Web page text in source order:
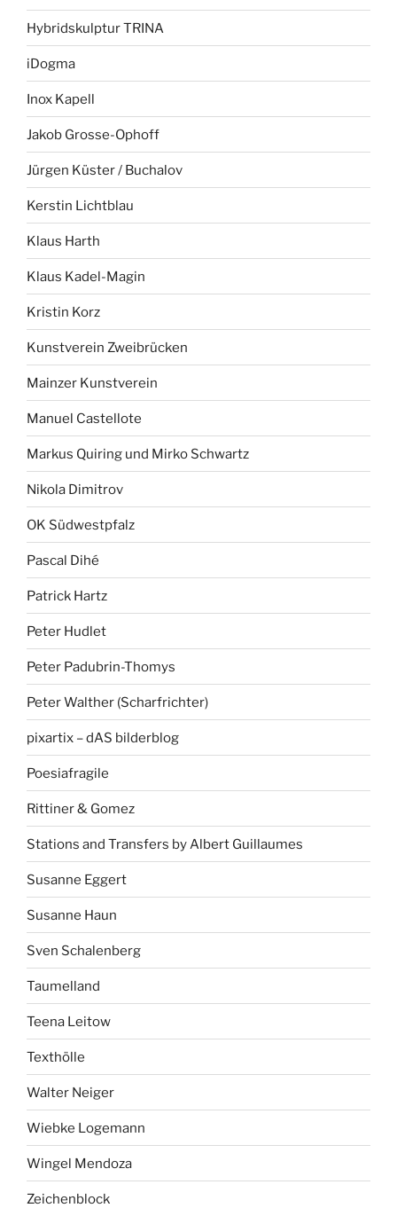
Hybridskulptur TRINA
iDogma
Inox Kapell
Jakob Grosse-Ophoff
Jürgen Küster / Buchalov
Kerstin Lichtblau
Klaus Harth
Klaus Kadel-Magin
Kristin Korz
Kunstverein Zweibrücken
Mainzer Kunstverein
Manuel Castellote
Markus Quiring und Mirko Schwartz
Nikola Dimitrov
OK Südwestpfalz
Pascal Dihé
Patrick Hartz
Peter Hudlet
Peter Padubrin-Thomys
Peter Walther (Scharfrichter)
pixartix – dAS bilderblog
Poesiafragile
Rittiner & Gomez
Stations and Transfers by Albert Guillaumes
Susanne Eggert
Susanne Haun
Sven Schalenberg
Taumelland
Teena Leitow
Texthölle
Walter Neiger
Wiebke Logemann
Wingel Mendoza
Zeichenblock